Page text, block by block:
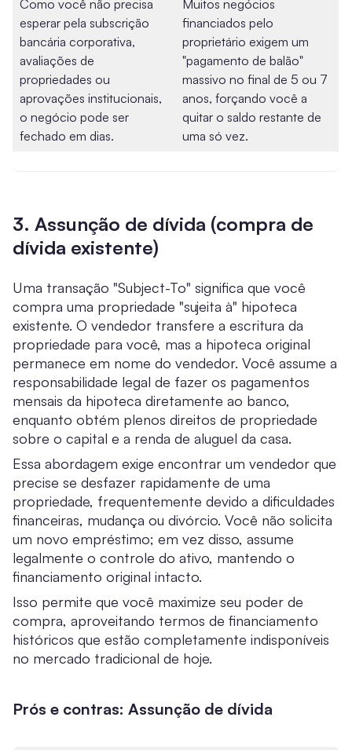
Como você não precisa
esperar pela subscrição
bancária corporativa,
avaliações de
propriedades ou
aprovações institucionais,
o negócio pode ser
fechado em dias.
Muitos negócios
financiados pelo
proprietário exigem um
"pagamento de balão"
massivo no final de 5 ou 7
anos, forçando você a
quitar o saldo restante de
uma só vez.
3. Assunção de dívida (compra de
dívida existente)
Uma transação "Subject-To" significa que você
compra uma propriedade "sujeita à" hipoteca
existente. O vendedor transfere a escritura da
propriedade para você, mas a hipoteca original
permanece em nome do vendedor. Você assume a
responsabilidade legal de fazer os pagamentos
mensais da hipoteca diretamente ao banco,
enquanto obtém plenos direitos de propriedade
sobre o capital e a renda de aluguel da casa.
Essa abordagem exige encontrar um vendedor que
precise se desfazer rapidamente de uma
propriedade, frequentemente devido a dificuldades
financeiras, mudança ou divórcio. Você não solicita
um novo empréstimo; em vez disso, assume
legalmente o controle do ativo, mantendo o
financiamento original intacto.
Isso permite que você maximize seu poder de
compra, aproveitando termos de financiamento
históricos que estão completamente indisponíveis
no mercado tradicional de hoje.
Prós e contras: Assunção de dívida